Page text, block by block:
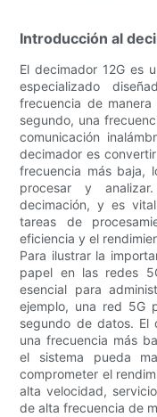
Introducción al
El decimador 12G es
especializado
frecuencia de
segundo, una
comunicación
decimador es
frecuencia más baja,
procesar y
decimación, y es
tareas de
eficiencia y el
Para ilustrar la
papel en las redes
esencial para
ejemplo, una red 5G
segundo de datos. El
una frecuencia más
el sistema pueda
comprometer el
alta velocidad,
de alta frecuencia de